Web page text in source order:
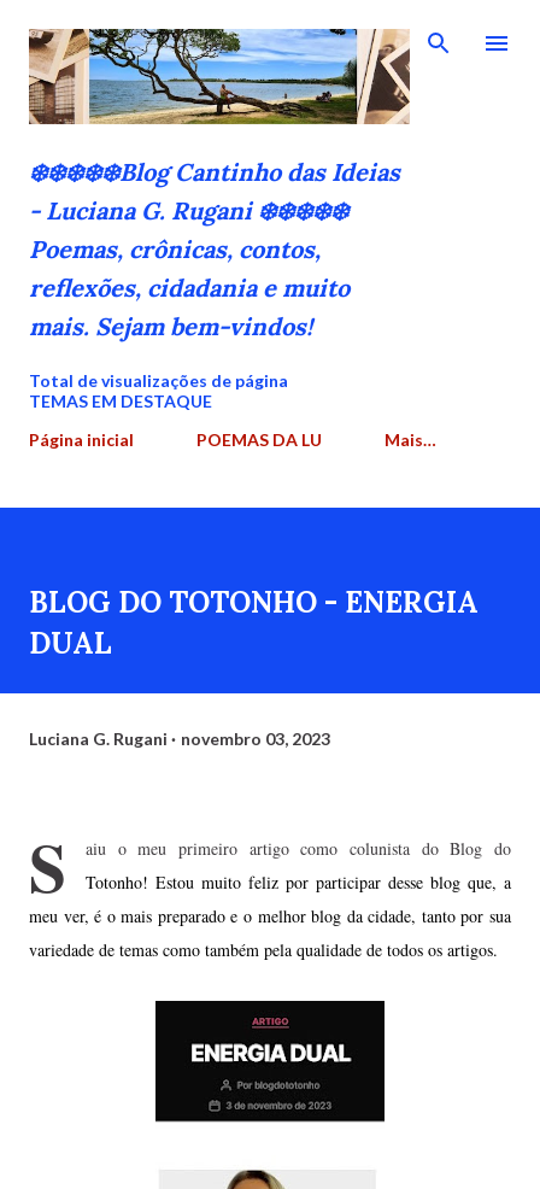
Pular para o conteúdo principal
❄️❄️❄️❄️❄️Blog Cantinho das Ideias
- Luciana G. Rugani ❄️❄️❄️❄️❄️
Poemas, crônicas, contos,
reflexões, cidadania e muito
mais. Sejam bem-vindos!
Total de visualizações de página
TEMAS EM DESTAQUE
Página inicial
POEMAS DA LU Mais…
BLOG DO TOTONHO - ENERGIA
DUAL
Luciana G. Rugani novembro 03, 2023
S
aiu o meu primeiro artigo como colunista do Blog do
Totonho! Estou muito feliz por participar desse blog que, a
meu ver, é o mais preparado e o melhor blog da cidade, tanto por sua
variedade de temas como também pela qualidade de todos os artigos.